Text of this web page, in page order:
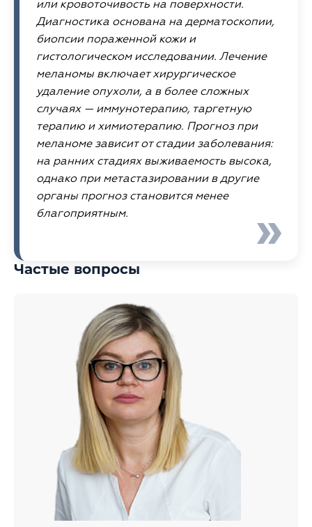
или кровоточивость на поверхности.
Диагностика основана на дерматоскопии,
биопсии пораженной кожи и
гистологическом исследовании. Лечение
меланомы включает хирургическое
удаление опухоли, а в более сложных
случаях — иммунотерапию, таргетную
терапию и химиотерапию. Прогноз при
меланоме зависит от стадии заболевания:
на ранних стадиях выживаемость высока,
однако при метастазировании в другие
органы прогноз становится менее
благоприятным.
Частые вопросы